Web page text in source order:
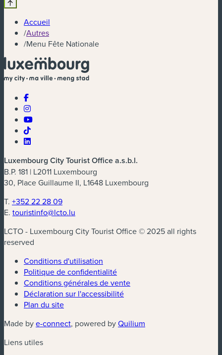
Accueil
/Autres
/Menu Fête Nationale
Luxembourg City Tourist Office a.s.b.l.
B.P. 181 | L2011 Luxembourg
30, Place Guillaume II, L1648 Luxembourg
T. +352 22 28 09
E. touristinfo@lcto.lu
LCTO - Luxembourg City Tourist Office © 2025 all rights
reserved
Conditions d'utilisation
Politique de confidentialité
Conditions générales de vente
Déclaration sur l'accessibilité
Plan du site
Made bye-connect(nouvelle fenêtre)
, powered byQuilium
Liens utiles